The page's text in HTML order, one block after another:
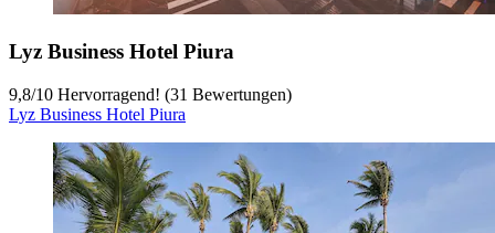
Lyz Business Hotel Piura
9,8/10 Hervorragend! (31 Bewertungen)
Lyz Business Hotel Piura